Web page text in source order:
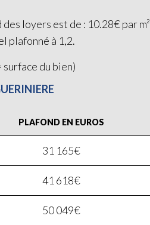
loyers est de : 10.28€ par m²
plafonné à 1,2.
surface du bien)
PLAFOND EN EUROS
31 165€
41 618€
50 049€